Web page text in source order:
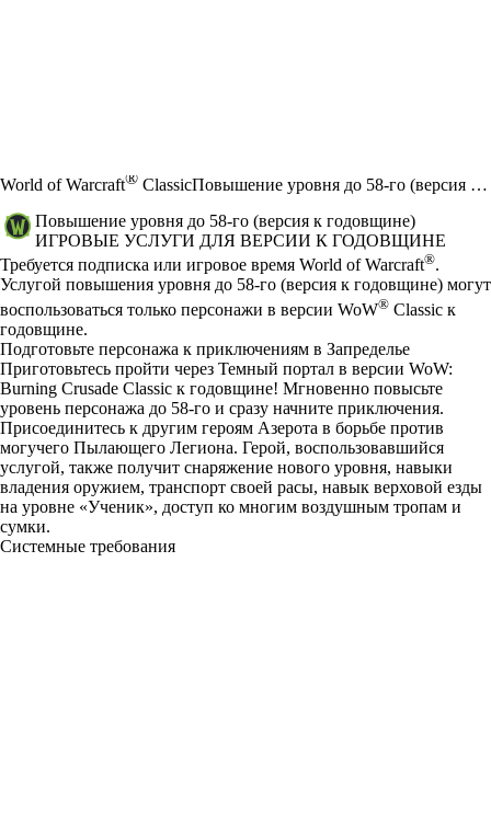
World of Warcraft® Classic
Повышение уровня до 58-го (версия к годовщине)
Повышение уровня до 58-го (версия к годовщине)
ИГРОВЫЕ УСЛУГИ ДЛЯ ВЕРСИИ К ГОДОВЩИНЕ
Цена
Available actions
Требуется подписка или игровое время World of Warcraft®.
Услугой повышения уровня до 58-го (версия к годовщине) могут
воспользоваться только персонажи в версии WoW® Classic к
годовщине.
Подготовьте персонажа к приключениям в Запределье
Приготовьтесь пройти через Темный портал в версии WoW:
Burning Crusade Classic к годовщине! Мгновенно повысьте
уровень персонажа до 58-го и сразу начните приключения.
Присоединитесь к другим героям Азерота в борьбе против
могучего Пылающего Легиона. Герой, воспользовавшийся
услугой, также получит снаряжение нового уровня, навыки
владения оружием, транспорт своей расы, навык верховой езды
на уровне «Ученик», доступ ко многим воздушным тропам и
сумки.
Системные требования